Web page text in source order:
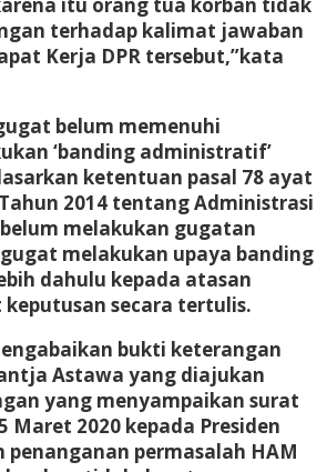
terhadap kalimat jawaban
Kerja DPR tersebut,”kata
belum memenuhi
‘banding administratif’
ketentuan pasal 78 ayat
2014 tentang Administrasi
melakukan gugatan
melakukan upaya banding
dahulu kepada atasan
secara tertulis.
bukti keterangan
Astawa yang diajukan
yang menyampaikan surat
Maret 2020 kepada Presiden
penanganan permasalah HAM